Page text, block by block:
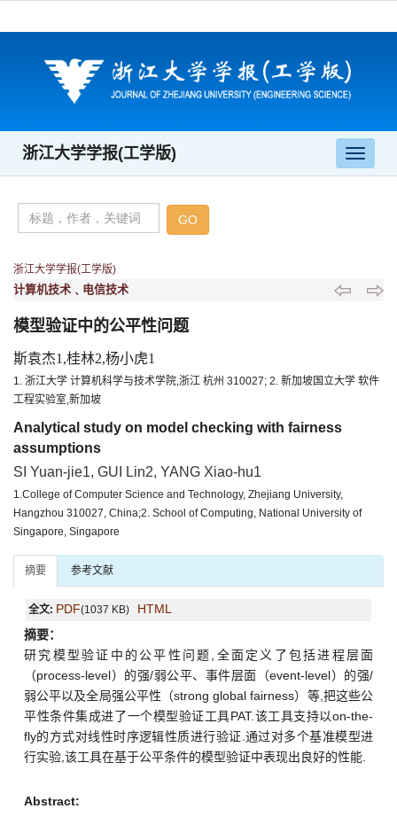
导
航
浙江大学学报(工学版)
浙江大学学报(工学版)
计算机技术﹑电信技术
模型验证中的公平性问题
斯袁杰1,桂林2,杨小虎1
1. 浙江大学 计算机科学与技术学院,浙江 杭州 310027; 2. 新加坡国立大学 软件
工程实验室,新加坡
Analytical study on model checking with fairness
assumptions
SI Yuan-jie1, GUI Lin2, YANG Xiao-hu1
1.College of Computer Science and Technology, Zhejiang University,
Hangzhou 310027, China;2. School of Computing, National University of
Singapore, Singapore
摘要 参考文献
全文: PDF(1037 KB) HTML
摘要：
研究模型验证中的公平性问题,全面定义了包括进程层面
（process-level）的强/弱公平、事件层面（event-level）的强/
弱公平以及全局强公平性（strong global fairness）等,把这些公
平性条件集成进了一个模型验证工具PAT.该工具支持以on-the-
fly的方式对线性时序逻辑性质进行验证.通过对多个基准模型进
行实验,该工具在基于公平条件的模型验证中表现出良好的性能.
Abstract: